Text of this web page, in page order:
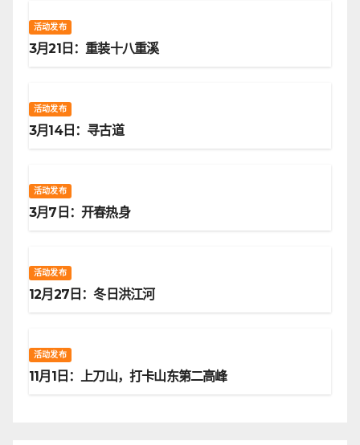
活动发布
3月21日：重装十八重溪
活动发布
3月14日：寻古道
活动发布
3月7日：开春热身
活动发布
12月27日：冬日洪江河
活动发布
11月1日：上刀山，打卡山东第二高峰